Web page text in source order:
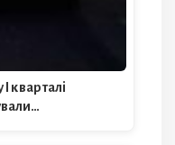
кварталі